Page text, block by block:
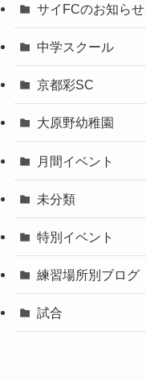
サイFCのお知らせ
中学スクール
京都彩SC
大原野幼稚園
月間イベント
未分類
特別イベント
練習場所別ブログ
試合